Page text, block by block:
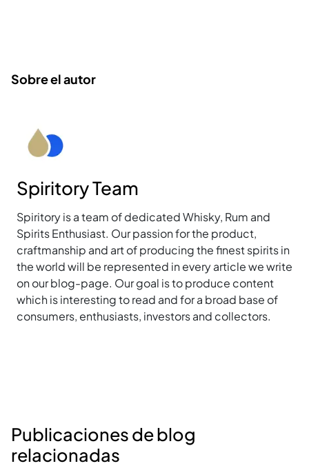
Sobre el autor
Spiritory Team
Spiritory is a team of dedicated Whisky, Rum and
Spirits Enthusiast. Our passion for the product,
craftmanship and art of producing the finest spirits in
the world will be represented in every article we write
on our blog-page. Our goal is to produce content
which is interesting to read and for a broad base of
consumers, enthusiasts, investors and collectors.
Publicaciones de blog
relacionadas